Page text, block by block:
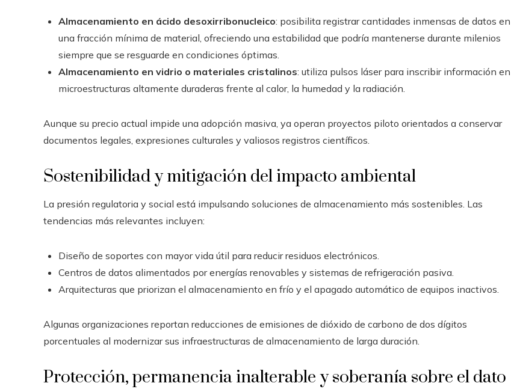
Almacenamiento en ácido desoxirribonucleico: posibilita registrar cantidades inmensas de datos en
una fracción mínima de material, ofreciendo una estabilidad que podría mantenerse durante milenios
siempre que se resguarde en condiciones óptimas.
Almacenamiento en vidrio o materiales cristalinos: utiliza pulsos láser para inscribir información en
microestructuras altamente duraderas frente al calor, la humedad y la radiación.
Aunque su precio actual impide una adopción masiva, ya operan proyectos piloto orientados a conservar
documentos legales, expresiones culturales y valiosos registros científicos.
Sostenibilidad y mitigación del impacto ambiental
La presión regulatoria y social está impulsando soluciones de almacenamiento más sostenibles. Las
tendencias más relevantes incluyen:
Diseño de soportes con mayor vida útil para reducir residuos electrónicos.
Centros de datos alimentados por energías renovables y sistemas de refrigeración pasiva.
Arquitecturas que priorizan el almacenamiento en frío y el apagado automático de equipos inactivos.
Algunas organizaciones reportan reducciones de emisiones de dióxido de carbono de dos dígitos
porcentuales al modernizar sus infraestructuras de almacenamiento de larga duración.
Protección, permanencia inalterable y soberanía sobre el dato